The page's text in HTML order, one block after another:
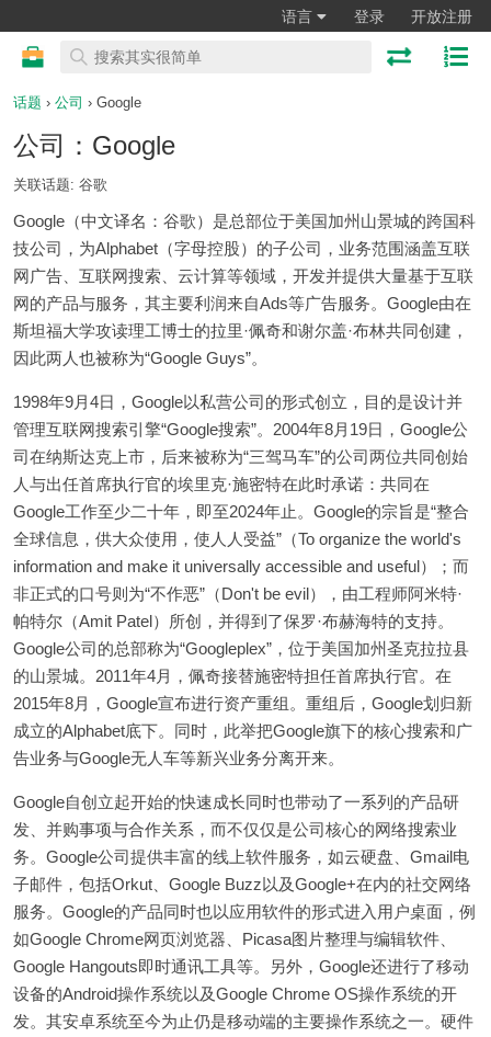
语言 登录 开放注册
话题 › 公司 › Google
公司：Google
关联话题: 谷歌
Google（中文译名：谷歌）是总部位于美国加州山景城的跨国科
技公司，为Alphabet（字母控股）的子公司，业务范围涵盖互联
网广告、互联网搜索、云计算等领域，开发并提供大量基于互联
网的产品与服务，其主要利润来自Ads等广告服务。Google由在
斯坦福大学攻读理工博士的拉里·佩奇和谢尔盖·布林共同创建，
因此两人也被称为“Google Guys”。
1998年9月4日，Google以私营公司的形式创立，目的是设计并
管理互联网搜索引擎“Google搜索”。2004年8月19日，Google公
司在纳斯达克上市，后来被称为“三驾马车”的公司两位共同创始
人与出任首席执行官的埃里克·施密特在此时承诺：共同在
Google工作至少二十年，即至2024年止。Google的宗旨是“整合
全球信息，供大众使用，使人人受益”（To organize the world's
information and make it universally accessible and useful）；而
非正式的口号则为“不作恶”（Don't be evil），由工程师阿米特·
帕特尔（Amit Patel）所创，并得到了保罗·布赫海特的支持。
Google公司的总部称为“Googleplex”，位于美国加州圣克拉拉县
的山景城。2011年4月，佩奇接替施密特担任首席执行官。在
2015年8月，Google宣布进行资产重组。重组后，Google划归新
成立的Alphabet底下。同时，此举把Google旗下的核心搜索和广
告业务与Google无人车等新兴业务分离开来。
Google自创立起开始的快速成长同时也带动了一系列的产品研
发、并购事项与合作关系，而不仅仅是公司核心的网络搜索业
务。Google公司提供丰富的线上软件服务，如云硬盘、Gmail电
子邮件，包括Orkut、Google Buzz以及Google+在内的社交网络
服务。Google的产品同时也以应用软件的形式进入用户桌面，例
如Google Chrome网页浏览器、Picasa图片整理与编辑软件、
Google Hangouts即时通讯工具等。另外，Google还进行了移动
设备的Android操作系统以及Google Chrome OS操作系统的开
发。其安卓系统至今为止仍是移动端的主要操作系统之一。硬件